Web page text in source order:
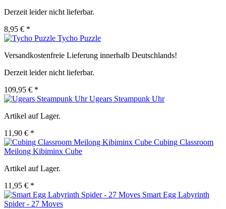
Derzeit leider nicht lieferbar.
8,95 € *
Tycho Puzzle
Versandkostenfreie Lieferung innerhalb Deutschlands!
Derzeit leider nicht lieferbar.
109,95 € *
Ugears Steampunk Uhr
Artikel auf Lager.
11,90 € *
Cubing Classroom
Meilong Kibiminx Cube
Artikel auf Lager.
11,95 € *
Smart Egg Labyrinth
Spider - 27 Moves